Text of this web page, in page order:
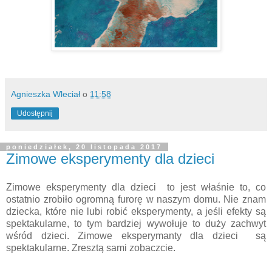
Agnieszka Wleciał o 11:58
Udostępnij
poniedziałek, 20 listopada 2017
Zimowe eksperymenty dla dzieci
Zimowe eksperymenty dla dzieci to jest właśnie to, co
ostatnio zrobiło ogromną furorę w naszym domu. Nie znam
dziecka, które nie lubi robić eksperymenty, a jeśli efekty są
spektakularne, to tym bardziej wywołuje to duży zachwyt
wśród dzieci. Zimowe eksperymanty dla dzieci są
spektakularne. Zresztą sami zobaczcie.